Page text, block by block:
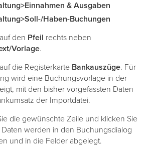
& Ausgaben
Haben-Buchungen
den Pfeil rechts neben
Vorlage.
die Registerkarte Bankauszüge. Für
wird eine Buchungsvorlage in der
mit den bisher vorgefassten Daten
der Importdatei.
die gewünschte Zeile und klicken Sie
Daten werden in den Buchungsdialog
und in die Felder abgelegt.